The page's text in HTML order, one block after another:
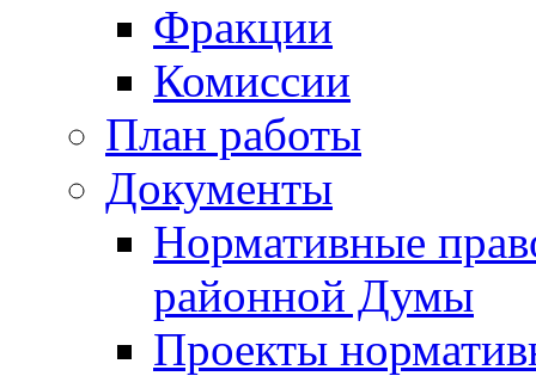
Фракции
Комиссии
План работы
Документы
Нормативные
районной Думы
Проекты